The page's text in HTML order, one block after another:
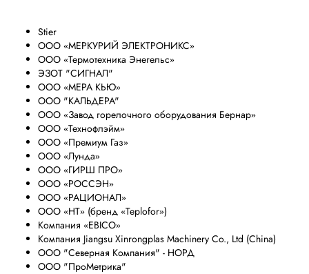
Stier
ООО «МЕРКУРИЙ ЭЛЕКТРОНИКС»
ООО «Термотехника Энегельс»
ЭЗОТ "СИГНАЛ"
ООО «МЕРА КЬЮ»
ООО "КАЛЬДЕРА"
ООО «Завод горелочного оборудования Бернар»
ООО «Технофлэйм»
ООО «Премиум Газ»
ООО «Лунда»
ООО «ГИРШ ПРО»
ООО «РОССЭН»
ООО «РАЦИОНАЛ»
ООО «НТ» (бренд «Teplofor»)
Компания «EBICO»
Компания Jiangsu Xinrongplas Machinery Co., Ltd (China)
ООО "Северная Компания" - НОРД
ООО "ПроМетрика"